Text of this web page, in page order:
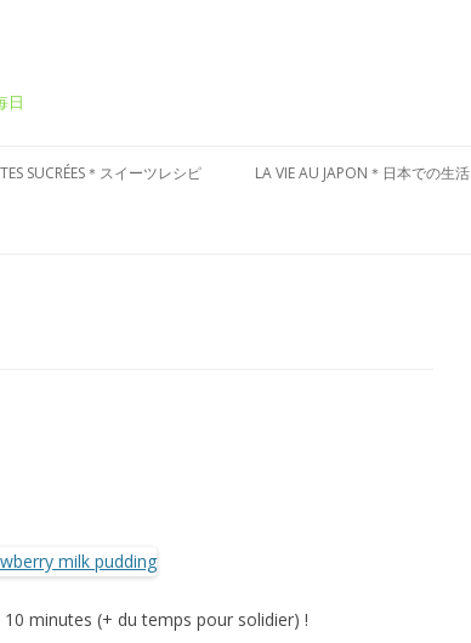
日
au
SUCRÉES＊スイーツレシピ LA VIE AU JAPON＊日本での生活
minutes (+ du temps pour solidier) !